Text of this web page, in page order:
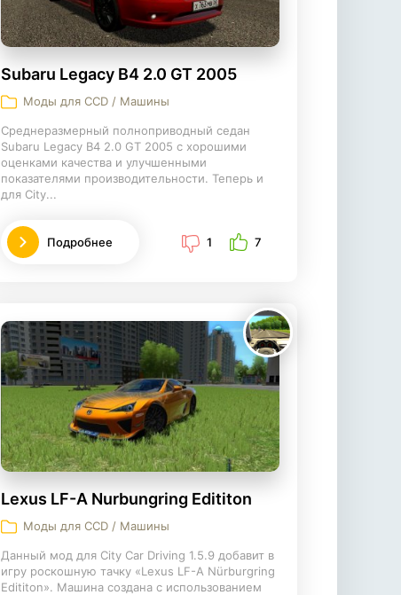
Subaru Legacy B4 2.0 GT 2005
Моды для CCD / Машины
Среднеразмерный полноприводный седан
Subaru Legacy B4 2.0 GT 2005 c хорошими
оценками качества и улучшенными
показателями производительности. Теперь и
для City...
Подробнее 1 7
Lexus LF-A Nurbungring Edititon
Моды для CCD / Машины
Данный мод для City Car Driving 1.5.9 добавит в
игру роскошную тачку «Lexus LF-A Nürburgring
Edititon». Машина создана с использованием